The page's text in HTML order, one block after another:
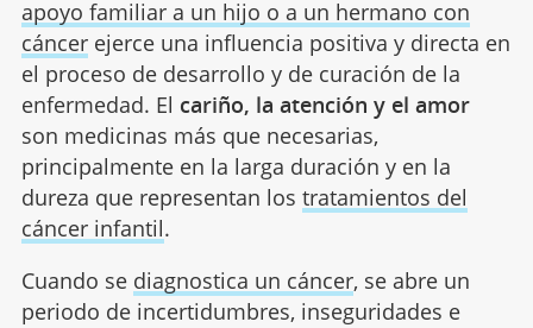
apoyo familiar a un hijo o a un hermano con
cáncerejerce una influencia positiva y directa en
el proceso de desarrollo y de curación de la
enfermedad. El cariño, la atención y el amor
son medicinas más que necesarias,
principalmente en la larga duración y en la
dureza que representan los tratamientos del
cáncer infantil.
Cuando se diagnostica un cáncer, se abre un
periodo de incertidumbres, inseguridades e